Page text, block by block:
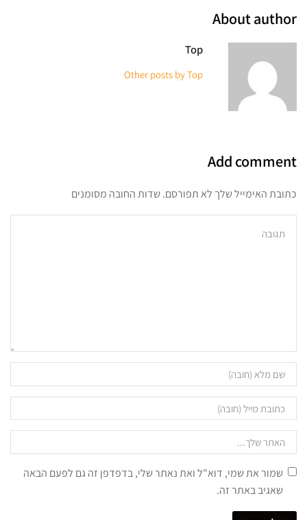
About author
Top
Other posts by Top
Add comment
כתובת האימייל שלך לא תפורסם. שדות החובה מסומנים
שמור את שמי, דוא"ל ואת נאתר שלי, בדפדפן זה גם לפעם הבאה
שאגיב באתר זה.